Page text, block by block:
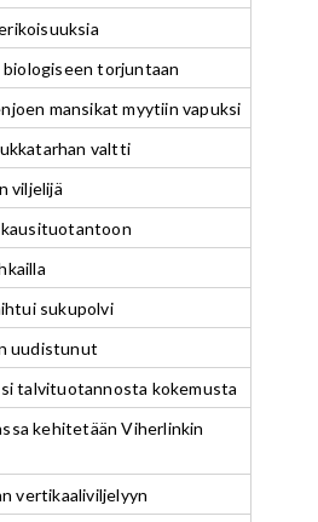
torjuntaan
mansikat myytiin vapuksi
valtti
viljelijä
sukupolvi
uudistunut
talvituotannosta kokemusta
kehitetään Viherlinkin
vertikaaliviljelyyn